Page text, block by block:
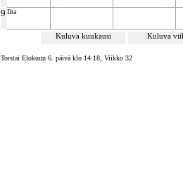
9 Ilta
Kuluva kuukausi Kuluva
Torstai Elokuun 6. päivä klo 14:18, Viikko 32